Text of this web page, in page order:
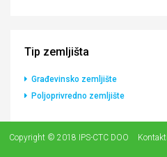
Tip zemljišta
Građevinsko zemljište
Poljoprivredno zemljište
Copyright © 2018 IPS-CTC DOO